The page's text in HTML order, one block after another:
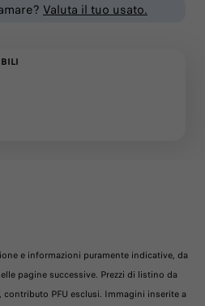
Valuta il tuo usato.
e informazioni puramente indicative, da
pagine successive. Prezzi di listino da
contributo PFU esclusi. Immagini inserite a